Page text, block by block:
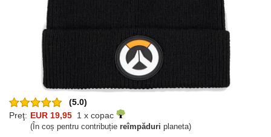
(5.0)
Preţ: EUR 19,95 1 x copac
(În coș pentru contribuție reîmpăduri planeta)